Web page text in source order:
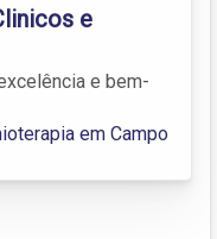
e
e bem-
em Campo